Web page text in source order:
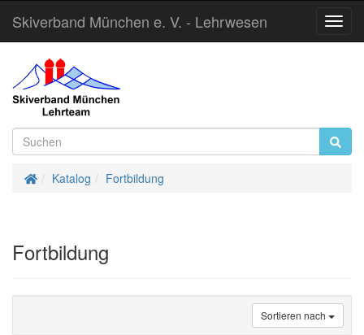
Skiverband München e. V. - Lehrwesen
Startseite
Katalog Fortbildung
Fortbildung
Sortieren nach